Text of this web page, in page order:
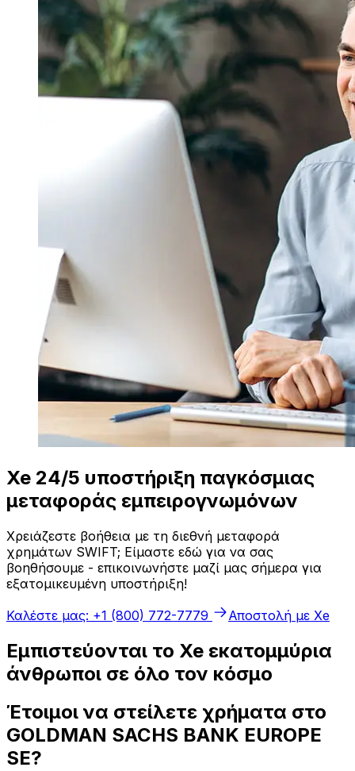
Xe 24/5 υποστήριξη παγκόσμιας
μεταφοράς εμπειρογνωμόνων
Χρειάζεστε βοήθεια με τη διεθνή μεταφορά
χρημάτων SWIFT; Είμαστε εδώ για να σας
βοηθήσουμε - επικοινωνήστε μαζί μας σήμερα για
εξατομικευμένη υποστήριξη!
Καλέστε μας: +1 (800) 772-7779
Αποστολή με Xe
Εμπιστεύονται το Xe εκατομμύρια
άνθρωποι σε όλο τον κόσμο
Έτοιμοι να στείλετε χρήματα στο
GOLDMAN SACHS BANK EUROPE
SE?